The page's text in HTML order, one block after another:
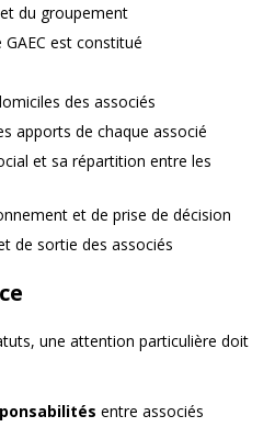
du groupement
est constitué
des associés
apports de chaque associé
et sa répartition entre les
et de prise de décision
de sortie des associés
une attention particulière doit
entre associés